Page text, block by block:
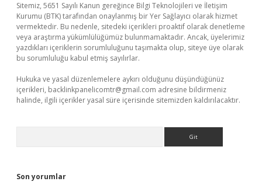
Sitemiz, 5651 Sayılı Kanun gereğince Bilgi Teknolojileri ve İletişim
Kurumu (BTK) tarafından onaylanmış bir Yer Sağlayıcı olarak hizmet
vermektedir. Bu nedenle, sitedeki içerikleri proaktif olarak denetleme
veya araştırma yükümlülüğümüz bulunmamaktadır. Ancak, üyelerimiz
yazdıkları içeriklerin sorumluluğunu taşımakta olup, siteye üye olarak
bu sorumluluğu kabul etmiş sayılırlar.
Hukuka ve yasal düzenlemelere aykırı olduğunu düşündüğünüz
içerikleri, backlinkpanelicomtr@gmail.com adresine bildirmeniz
halinde, ilgili içerikler yasal süre içerisinde sitemizden kaldırılacaktır.
Son yorumlar